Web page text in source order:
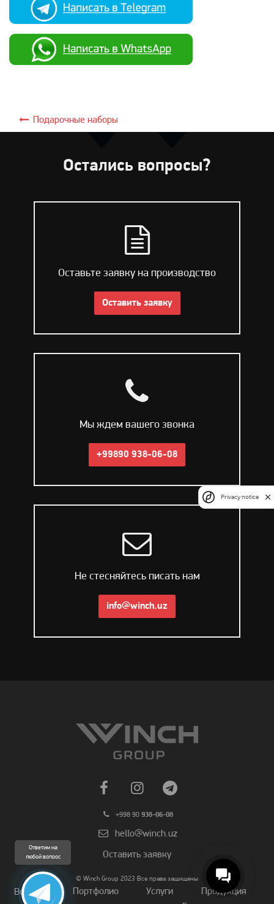
Подарочные наборы
Остались вопросы?
Оставьте заявку на производство
Оставить заявку
Мы ждем вашего звонка
+99890 938-06-08
Не стесняйтесь писать нам
info@winch.uz
+998 90938-06-08
hello@winch.uz
Оставить заявку
© Winch Group 2023 Все права защищены
Вопросы Портфолио Услуги
Продукция
Ответим на
любой вопрос
Privacy notice